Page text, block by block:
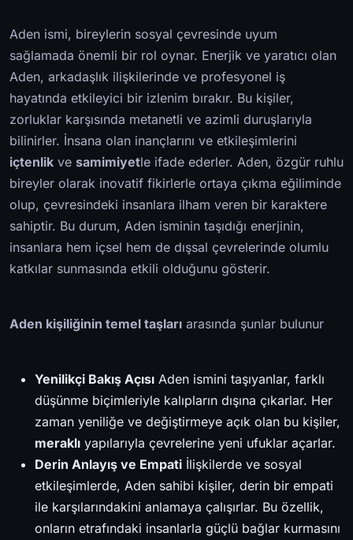
Aden ismi, bireylerin sosyal çevresinde uyum
sağlamada önemli bir rol oynar. Enerjik ve yaratıcı olan
Aden, arkadaşlık ilişkilerinde ve profesyonel iş
hayatında etkileyici bir izlenim bırakır. Bu kişiler,
zorluklar karşısında metanetli ve azimli duruşlarıyla
bilinirler. İnsana olan inançlarını ve etkileşimlerini
içtenlik ve samimiyetle ifade ederler. Aden, özgür ruhlu
bireyler olarak inovatif fikirlerle ortaya çıkma eğiliminde
olup, çevresindeki insanlara ilham veren bir karaktere
sahiptir. Bu durum, Aden isminin taşıdığı enerjinin,
insanlara hem içsel hem de dışsal çevrelerinde olumlu
katkılar sunmasında etkili olduğunu gösterir.
Aden kişiliğinin temel taşları arasında şunlar bulunur
Yenilikçi Bakış Açısı Aden ismini taşıyanlar, farklı
düşünme biçimleriyle kalıpların dışına çıkarlar. Her
zaman yeniliğe ve değiştirmeye açık olan bu kişiler,
meraklı yapılarıyla çevrelerine yeni ufuklar açarlar.
Derin Anlayış ve Empati İlişkilerde ve sosyal
etkileşimlerde, Aden sahibi kişiler, derin bir empati
ile karşılarındakini anlamaya çalışırlar. Bu özellik,
onların etrafındaki insanlarla güçlü bağlar kurmasını